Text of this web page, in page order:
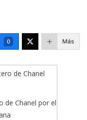
0 Más
de Chanel por el